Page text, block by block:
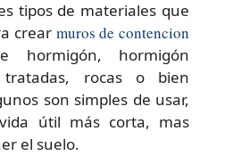
tipos de materiales que
crear muros de contencion
hormigón, hormigón
rocas o bien
son simples de usar,
útil más corta, mas
el suelo.